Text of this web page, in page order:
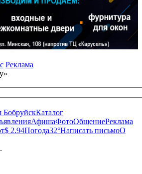
Реклама
Каталог
АфишаФотоОбщениеРеклама
$ 2.94Погода32°Написать письмоО